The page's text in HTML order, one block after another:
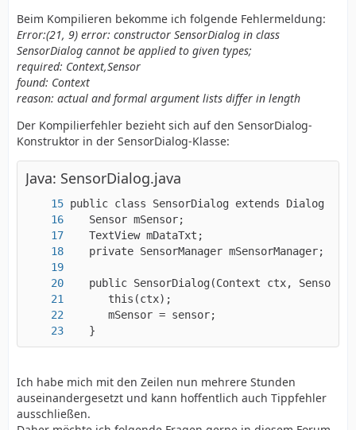
Beim Kompilieren bekomme ich folgende Fehlermeldung:
Error:(21, 9) error: constructor SensorDialog in class
SensorDialog cannot be applied to given types;
required: Context,Sensor
found: Context
reason: actual and formal argument lists differ in length
Der Kompilierfehler bezieht sich auf den SensorDialog-
Konstruktor in der SensorDialog-Klasse:
Java: SensorDialog.java
   }
Ich habe mich mit den Zeilen nun mehrere Stunden
auseinandergesetzt und kann hoffentlich auch Tippfehler
ausschließen.